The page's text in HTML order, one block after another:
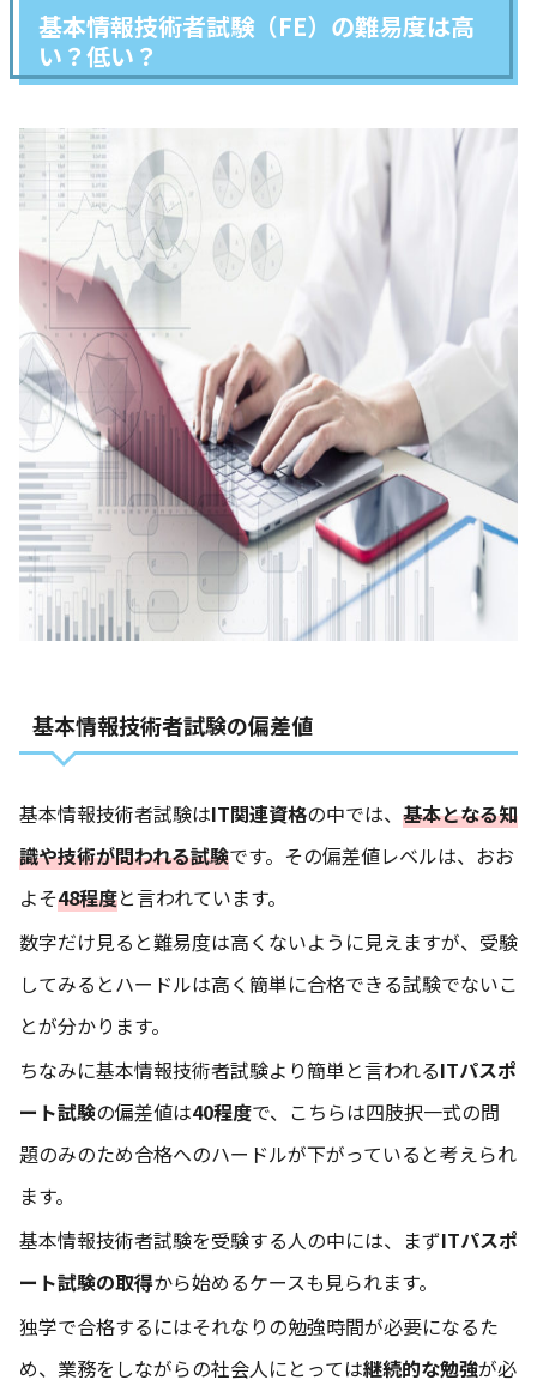
基本情報技術者試験（FE）の難易度は高
い？低い？
基本情報技術者試験の偏差値
基本情報技術者試験はIT関連資格の中では、 基本となる知
識や技術が問われる試験です。その偏差値レベルは、おお
よそ48程度と言われています。
数字だけ見ると難易度は高くないように見えますが、受験
してみるとハードルは高く簡単に合格できる試験でないこ
とが分かります。
ちなみに基本情報技術者試験より簡単と言われるITパスポ
ート試験の偏差値は40程度で、こちらは四肢択一式の問
題のみのため合格へのハードルが下がっていると考えられ
ます。
基本情報技術者試験を受験する人の中には、まずITパスポ
ート試験の取得から始めるケースも見られます。
独学で合格するにはそれなりの勉強時間が必要になるた
め、業務をしながらの社会人にとっては継続的な勉強が必